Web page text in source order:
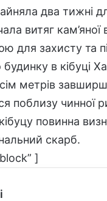
два тижні
витяг кам’яної
для захисту та
в кібуці
сім метрів
поблизу чинної
повинна
скарб.
]